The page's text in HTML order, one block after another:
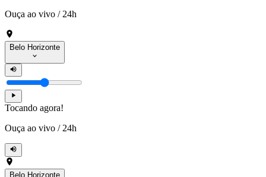
Ouça ao vivo /24h
Belo Horizonte
Tocando agora!
Ouça ao vivo / 24h
Belo Horizonte